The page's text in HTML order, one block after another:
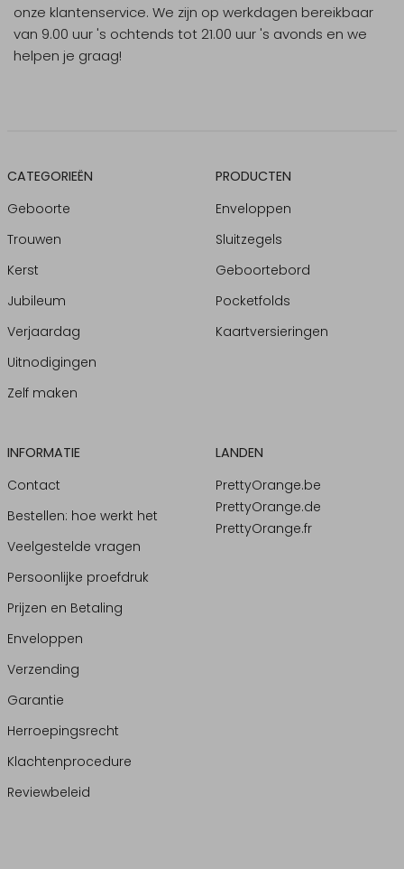
onze klantenservice. We zijn op werkdagen bereikbaar
van 9.00 uur 's ochtends tot 21.00 uur 's avonds en we
helpen je graag!
CATEGORIEËN
Geboorte
Trouwen
Kerst
Jubileum
Verjaardag
Uitnodigingen
Zelf maken
PRODUCTEN
Enveloppen
Sluitzegels
Geboortebord
Pocketfolds
Kaartversieringen
INFORMATIE
Contact
Bestellen: hoe werkt het
Veelgestelde vragen
Persoonlijke proefdruk
Prijzen en Betaling
Enveloppen
Verzending
Garantie
Herroepingsrecht
Klachtenprocedure
Reviewbeleid
LANDEN
PrettyOrange.be
PrettyOrange.de
PrettyOrange.fr